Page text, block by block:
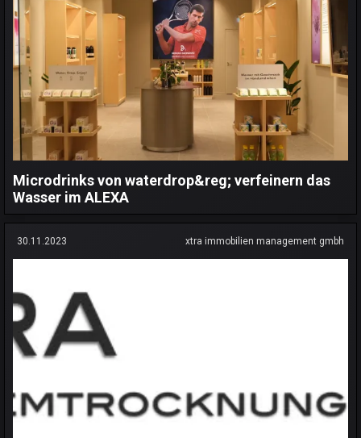
Microdrinks von waterdrop&reg; verfeinern das
Wasser im ALEXA
30.11.2023 xtra immobilien management gmbh